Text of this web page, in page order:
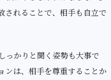
されることで、相手も自立で
っかりと聞く姿勢も大事で
ンは、相手を尊重することか